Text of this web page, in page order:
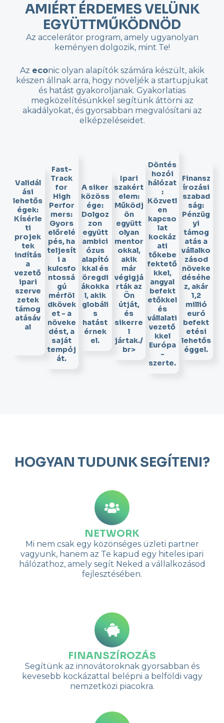
AMIÉRT ÉRDEMES VELÜNK
EGYÜTTMŰKÖDNÖD
Az accelerátor program, amely ugyanolyan
keményen dolgozik, mint Te!
Az econic olyan alapítók számára készült, akik
készen állnak arra, hogy növeljék a startupjukat
és hatást gyakoroljanak. Gyakorlatias
megközelítésünkkel segítünk áttörni az
akadályokat, és gyorsabban megvalósítani az
elképzeléseidet.
Validál
ási
lehetős
égek:
Kísérle
ti
projek
tek
indítás
a
vezető
ipari
szerve
zetek
támog
atásáv
al
Fast-
Track
for
High
Perfor
mers:
Gyors
előrelé
pés, ha
teljesít
i a
kulcsfo
ntossá
gú
mérföl
dkövek
et - a
növeke
dést, a
saját
tempój
át.
A siker
közöss
ége:
Dolgoz
zon
együtt
ambici
ózus
alapító
kkal és
öregdi
ákokka
l, akik
globáli
s
hatást
érnek
el.
Ipari
szakért
elem:
Működj
ön
együtt
olyan
mentor
okkal,
akik
már
végigjá
rták az
Ön
útját,
és
sikerre
l
jártak./
br>
Döntés
hozói
hálózat
:
Közvetl
en
kapcso
lat
kockáz
ati
tőkebe
fektető
kkel,
angyal
befekt
etőkkel
és
vállalati
vezető
kkel
Európa
-
szerte.
Finansz
írozási
szabad
ság:
Pénzüg
yi
támog
atás a
vállalko
zásod
növeke
déséhe
z, akár
1,2
millió
euró
befekt
etési
lehetős
éggel.
HOGYAN TUDUNK SEGÍTENI?
NETWORK
Mi nem csak egy közönséges üzleti partner
vagyunk, hanem az Te kapud egy hiteles ipari
hálózathoz, amely segít Neked a vállalkozásod
fejlesztésében.
FINANSZÍROZÁS
Segítünk az innovátoroknak gyorsabban és
kevesebb kockázattal belépni a belföldi vagy
nemzetközi piacokra.